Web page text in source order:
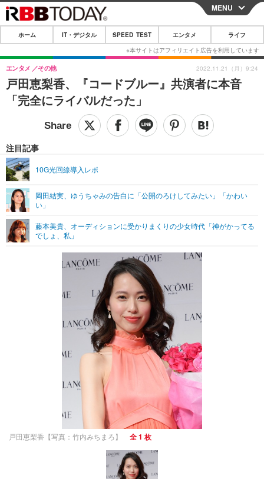
CLOSE
ホーム
IT・デジタル
IT・デジタルTOP スマートフォン
ショッピング その他
SPEED TEST
エンタメTOP 映画・ドラマ
ショッピング その他
ライフTOP
リリース一覧
プッシュ通知の停止方法
MENU
ホーム IT・デジタル SPEED TEST エンタメ ライフ
戸田恵梨香、『コードブルー』共演者に本音
「完全にライバルだった」
エンタメ その他
注目記事
10G光回線導入レポ
岡田結実、ゆうちゃみの告白に「公開のろけしてみたい」「かわい
い」
藤本美貴、オーディションに受かりまくりの少女時代「神がかってる
でしょ、私」
2022.11.21（月）9:24
戸田恵梨香【写真：竹内みちまろ】 全 1 枚